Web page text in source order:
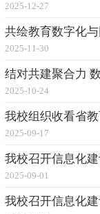
2025-12-27
共绘教育数字化
2025-11-30
结对共建聚合力
2025-10-24
我校组织收看省
2025-09-17
我校召开信息化
2025-09-01
我校召开信息化